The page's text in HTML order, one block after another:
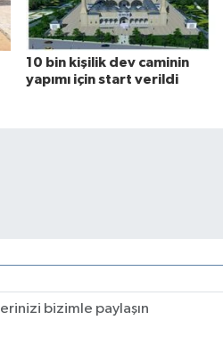
10 bin kişilik dev caminin
yapımı için start verildi